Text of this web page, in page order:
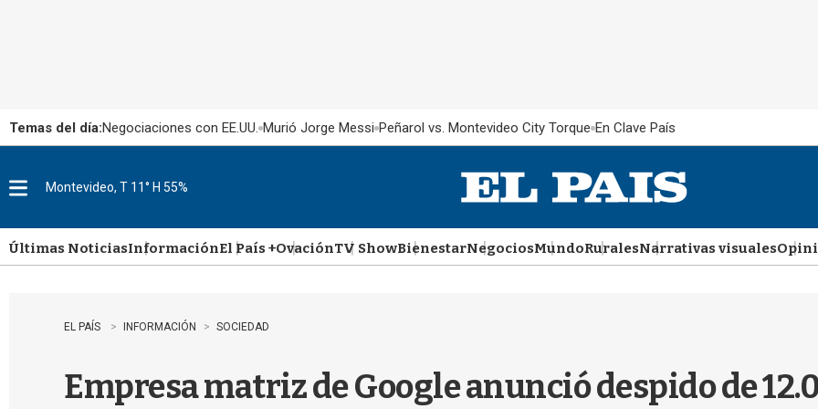
Temas del día:Negociaciones con EE.UU. Murió Jorge Messi Peñarol vs. Montevideo City Torque En Clave País
u
Montevideo, T 11° H 55%
Últimas NoticiasInformaciónEl País +OvaciónTV ShowBienestarNegociosMundoRuralesNarrativas visuales
EL PAÍS INFORMACIÓN SOCIEDAD
Empresa matriz de Google anunció despido de